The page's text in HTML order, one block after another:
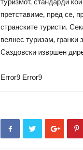
туризмот, стандарди
претставиме, пред се,
странските туристи.
велнес туризам,
Саздовски извршен
Error9 Error9